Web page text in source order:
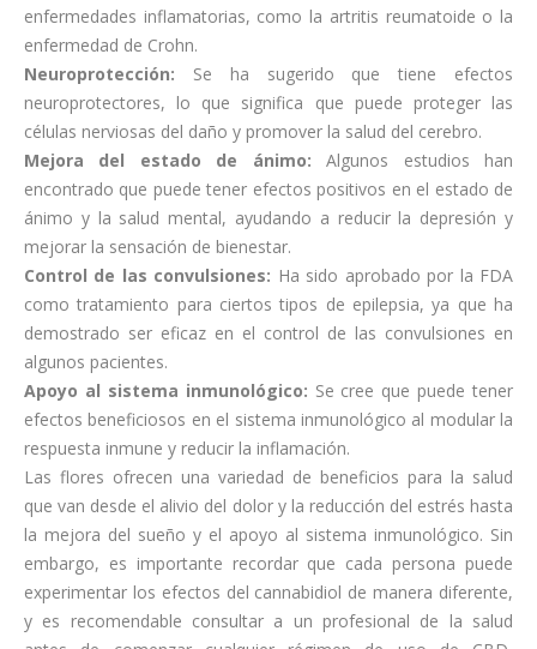
enfermedades inflamatorias, como la artritis reumatoide o la
enfermedad de Crohn.
Neuroprotección: Se ha sugerido que tiene efectos
neuroprotectores, lo que significa que puede proteger las
células nerviosas del daño y promover la salud del cerebro.
Mejora del estado de ánimo:Algunos estudios han
encontrado que puede tener efectos positivos en el estado de
ánimo y la salud mental, ayudando a reducir la depresión y
mejorar la sensación de bienestar.
Control de las convulsiones: Ha sido aprobado por la FDA
como tratamiento para ciertos tipos de epilepsia, ya que ha
demostrado ser eficaz en el control de las convulsiones en
algunos pacientes.
Apoyo al sistema inmunológico: Se cree que puede tener
efectos beneficiosos en el sistema inmunológico al modular la
respuesta inmune y reducir la inflamación.
Las flores ofrecen una variedad de beneficios para la salud
que van desde el alivio del dolor y la reducción del estrés hasta
la mejora del sueño y el apoyo al sistema inmunológico. Sin
embargo, es importante recordar que cada persona puede
experimentar los efectos del cannabidiol de manera diferente,
y es recomendable consultar a un profesional de la salud